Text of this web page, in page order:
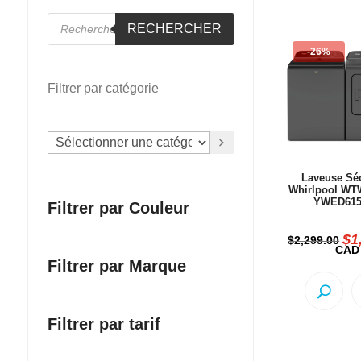
-26%
Laveuse
Whirlpool
$2,299.00 Le
prix
$
CAD
RECHERCHER
Filtrer par catégorie
Sélectionner
Filtrer par Couleur
Filtrer par Marque
Filtrer par tarif